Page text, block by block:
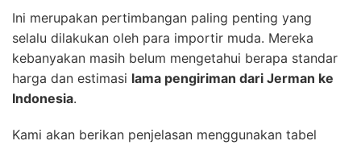
Ini merupakan pertimbangan paling penting yang
selalu dilakukan oleh para importir muda. Mereka
kebanyakan masih belum mengetahui berapa standar
harga dan estimasi lama pengiriman dari Jerman ke
Indonesia.
Kami akan berikan penjelasan menggunakan tabel